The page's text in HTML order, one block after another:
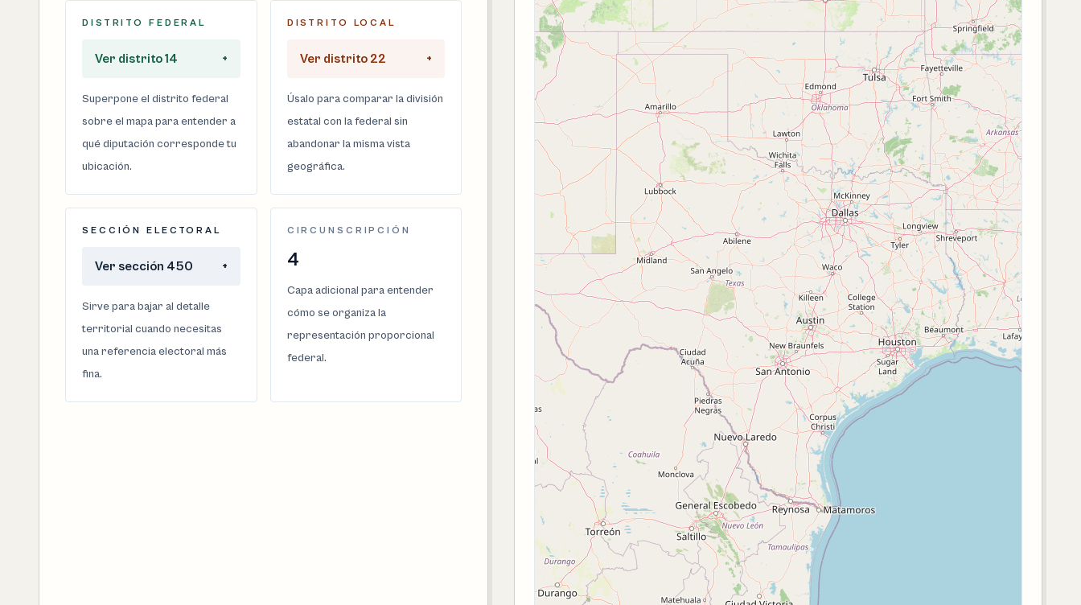
DISTRITO FEDERAL
Ver distrito 14 +
Superpone el distrito federal
sobre el mapa para entender a
qué diputación corresponde tu
ubicación.
DISTRITO LOCAL
Ver distrito 22 +
Úsalo para comparar la división
estatal con la federal sin
abandonar la misma vista
geográfica.
SECCIÓN ELECTORAL
Ver sección 450 +
Sirve para bajar al detalle
territorial cuando necesitas
una referencia electoral más
fina.
CIRCUNSCRIPCIÓN
4
Capa adicional para entender
cómo se organiza la
representación proporcional
federal.